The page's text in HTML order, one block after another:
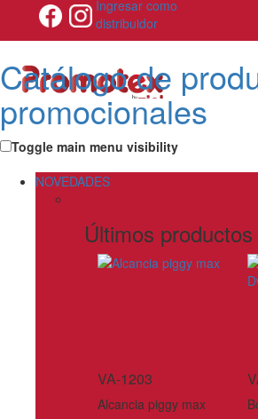
Ingresar como
distribuidor
Catálogo de
promocionales
Toggle main menu visibility
NOVEDADES
Últimos
VA-1203
Alcancia piggy max